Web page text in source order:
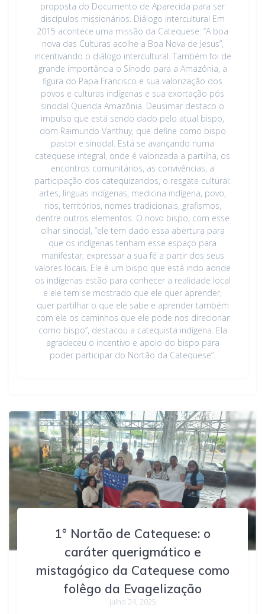
proposta do Documento de Aparecida para ser
discípulos missionários. Diálogo intercultural Em
2015 acontece uma missão da Catequese: “A boa
nova das Culturas acolhe a Boa Nova de Jesus”,
incentivando o diálogo intercultural. Também foi de
grande importância o Sínodo para a Amazônia, a
figura do Papa Francisco e sua valorização dos
povos e culturas indígenas e sua exortação pós
sinodal Querida Amazônia. Deusimar destaco o
impulso que está sendo dado pelo atual bispo,
dom Raimundo Vanthuy, que define como bispo
pastor e sinodal. Está se avançando numa
catequese integral, onde é valorizada a partilha, os
encontros comunitários, as convivências, a
participação dos catequizandos, o resgate cultural:
artes, línguas indígenas, medicina indígena, povo,
rios, territórios, nomes tradicionais, grafismos,
dentre outros elementos. O novo bispo, com esse
olhar sinodal, “ele tem dado essa abertura para
que os indígenas tenham esse espaço para
manifestar, expressar a sua fé a partir dos seus
valores locais. Ele é um bispo que está indo aonde
os indígenas estão para conhecer a realidade local
e ele tem se mostrado que ele quer aprender,
quer partilhar o que ele sabe e aprender também
com ele os caminhos que ele pode nos direcionar
como bispo”, destacou a catequista indígena. Ela
agradeceu o incentivo e apoio do bispo para
poder participar do Nortão da Catequese”.
1° Nortão de Catequese: o
caráter querigmático e
mistagógico da Catequese como
folêgo da Evagelização
julho 24, 2025